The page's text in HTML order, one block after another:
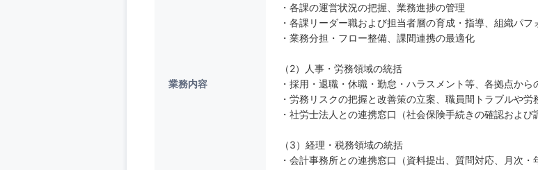
業務内容
・各課の運営状況の把握、業務進捗の管理
・各課リーダー職および担当者層の育成・指導、組織パフ
・業務分担・フロー整備、課間連携の最適化
（2）人事・労務領域の統括
・採用・退職・休職・勤怠・ハラスメント等、各拠点から
・労務リスクの把握と改善策の立案、職員間トラブルや
・社労士法人との連携窓口（社会保険手続きの確認および
（3）経理・税務領域の統括
・会計事務所との連携窓口（資料提出、質問対応、月次・